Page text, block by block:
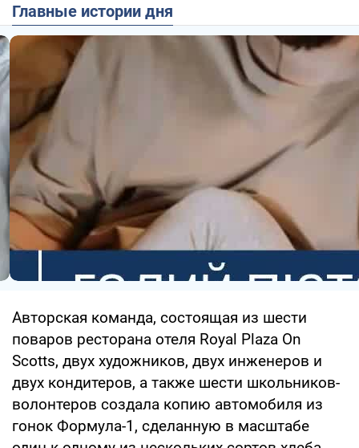
Главные истории дня
Авторская команда, состоящая из шести
поваров ресторана отеля Royal Plaza On
Scotts, двух художников, двух инженеров и
двух кондитеров, а также шести школьников-
волонтеров создала копию автомобиля из
гонок Формула-1, сделанную в масштабе